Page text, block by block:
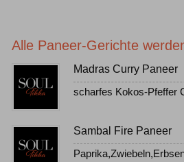
Alle Paneer-Gerichte
Madras Curry Paneer
scharfes Kokos-Pfeffer
Sambal Fire Paneer